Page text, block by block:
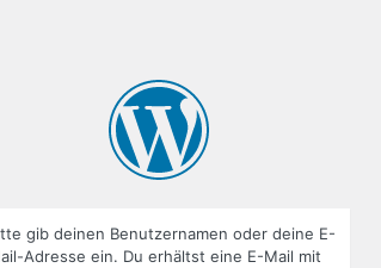
gib deinen Benutzernamen oder deine E-
Adresse ein. Du erhältst eine E-Mail mit